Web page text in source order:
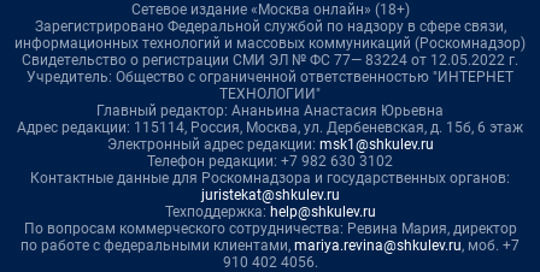
Сетевое издание «Москва онлайн» (18+)
Зарегистрировано Федеральной службой по надзору в сфере связи,
информационных технологий и массовых коммуникаций (Роскомнадзор)
Свидетельство о регистрации СМИ ЭЛ № ФС 77— 83224 от 12.05.2022 г.
Учредитель: Общество с ограниченной ответственностью "ИНТЕРНЕТ
ТЕХНОЛОГИИ"
Главный редактор: Ананьина Анастасия Юрьевна
Адрес редакции: 115114, Россия, Москва, ул. Дербеневская, д. 15б, 6 этаж
Электронный адрес редакции: msk1@shkulev.ru
Телефон редакции: +7 982 630 3102
Контактные данные для Роскомнадзора и государственных органов:
juristekat@shkulev.ru
Техподдержка: help@shkulev.ru
По вопросам коммерческого сотрудничества: Ревина Мария, директор
по работе с федеральными клиентами, mariya.revina@shkulev.ru, моб. +7
910 402 4056.